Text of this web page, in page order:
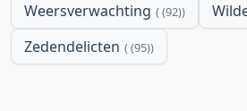
Weersverwachting (92)
Zedendelicten (95)